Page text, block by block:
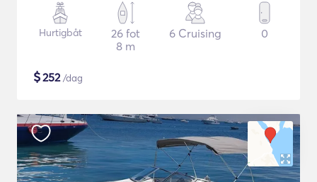
Hurtigbåt
26 fot
8 m
6 Cruising 0
$252/dag